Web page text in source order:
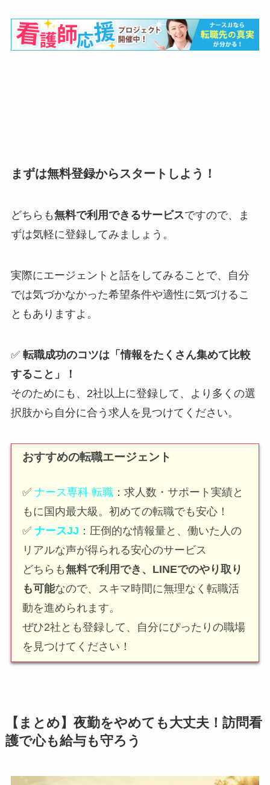
まずは無料登録からスタートしよう！
どちらも無料で利用できるサービスですので、ま
ずは気軽に登録してみましょう。
実際にエージェントと話をしてみることで、自分
では気づかなかった希望条件や適性に気づけるこ
ともありますよ。
✅ 転職成功のコツは「情報をたくさん集めて比較
すること」！
そのためにも、2社以上に登録して、より多くの選
択肢から自分に合う求人を見つけてください。
おすすめの転職エージェント
✅ ナース専科 転職：求人数・サポート実績と
もに国内最大級。初めての転職でも安心！
✅ ナースJJ ：圧倒的な情報量と、働いた人の
リアルな声が得られる安心のサービス
どちらも無料で利用でき、LINEでのやり取り
も可能なので、スキマ時間に無理なく転職活
動を進められます。
ぜひ2社とも登録して、自分にぴったりの職場
を見つけてください！
【まとめ】夜勤をやめても大丈夫！訪問看
護で心も給与も守ろう